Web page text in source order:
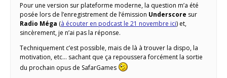
Pour une version sur plateforme moderne, la question m’a été
posée lors de l’enregistrement de l’émission Underscore sur
Radio Méga (à écouter en podcast le 21 novembre ici) et,
sincèrement, je n’ai pas la réponse.
Techniquement c’est possible, mais de là à trouver la dispo, la
motivation, etc… sachant que ça repoussera forcément la sortie
du prochain opus de SafarGames